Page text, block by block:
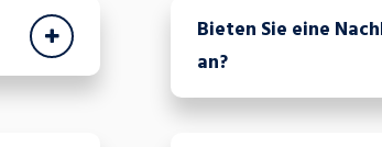
Bieten Sie eine
an?